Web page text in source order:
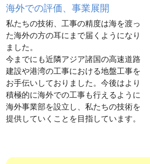
海外での評価、事業展開
私たちの技術、工事の精度は海を渡っ
た海外の方の耳にまで届くようになり
ました。
今までにも近隣アジア諸国の高速道路
建設や港湾の工事における地盤工事を
お手伝いしておりました。今後はより
積極的に海外での工事も行えるように
海外事業部を設立し、私たちの技術を
提供していくことを目指しています。